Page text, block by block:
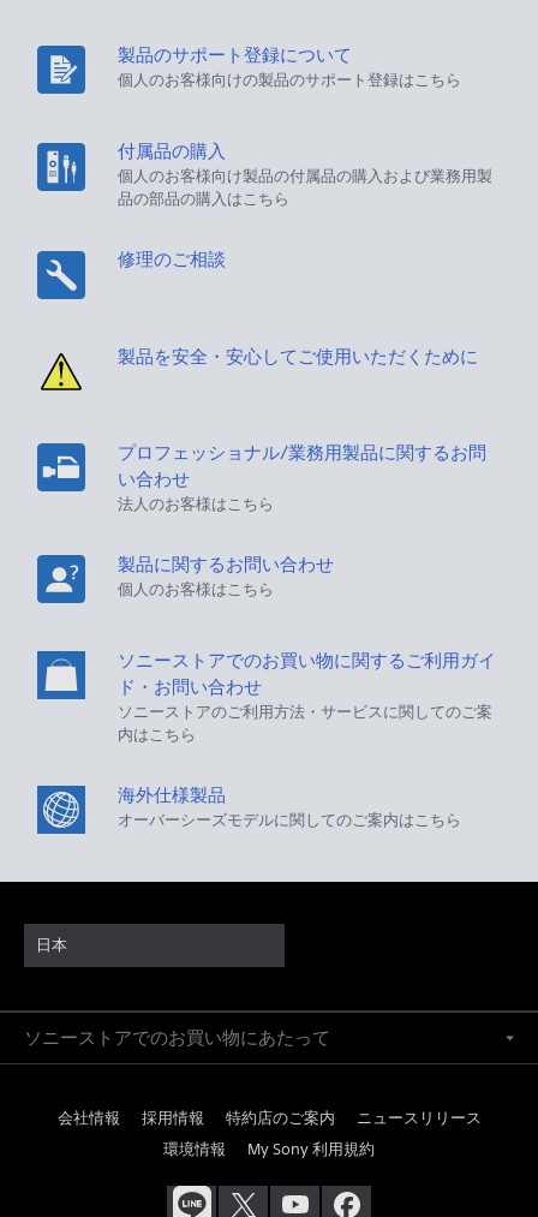
製品のサポート登録について
個人のお客様向けの製品のサポート登録はこちら
付属品の購入
個人のお客様向け製品の付属品の購入および業務用製
品の部品の購入はこちら
修理のご相談
製品を安全・安心してご使用いただくために
プロフェッショナル/業務用製品に関するお問
い合わせ
法人のお客様はこちら
製品に関するお問い合わせ
個人のお客様はこちら
ソニーストアでのお買い物に関するご利用ガイ
ド・お問い合わせ
ソニーストアのご利用方法・サービスに関してのご案
内はこちら
海外仕様製品
オーバーシーズモデルに関してのご案内はこちら
日本
ソニーストアでのお買い物にあたって
会社情報 採用情報 特約店のご案内
ニュースリリース
環境情報
My Sony 利用規約